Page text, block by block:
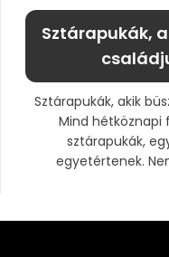
Sztárapukák,
Sztárapukák, akik
Mind hétköznapi
sztárapukák,
egyetértenek.